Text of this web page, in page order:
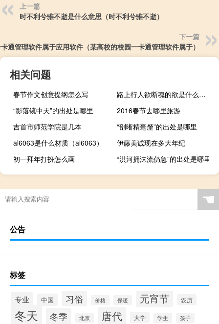
上一篇
时不利兮骓不逝是什么意思（时不利兮骓不逝）
下一篇
通管理软件属于应用软件（某高校的校园一卡通管理软件属于）
相关问题
春节作文创意提纲怎么写
路上行人欲断魂的欲是什么解释（路上行人欲断魂的欲是什么意思）
“影落镜中天”的出处是哪里
2016春节去哪里旅游
吉首市师范学院是几本
“剖晰精毫釐”的出处是哪里
al6063是什么材质（al6063）
伊藤美诚现在多大年纪
初一拜年打扮怎么画
“洪河拥沫流仍急”的出处是哪里
☚
公告
标签
专业 中国 习俗 价格 保暖 元宵节 农历
冬天 冬季 北京 唐代 大学 学生 孩子